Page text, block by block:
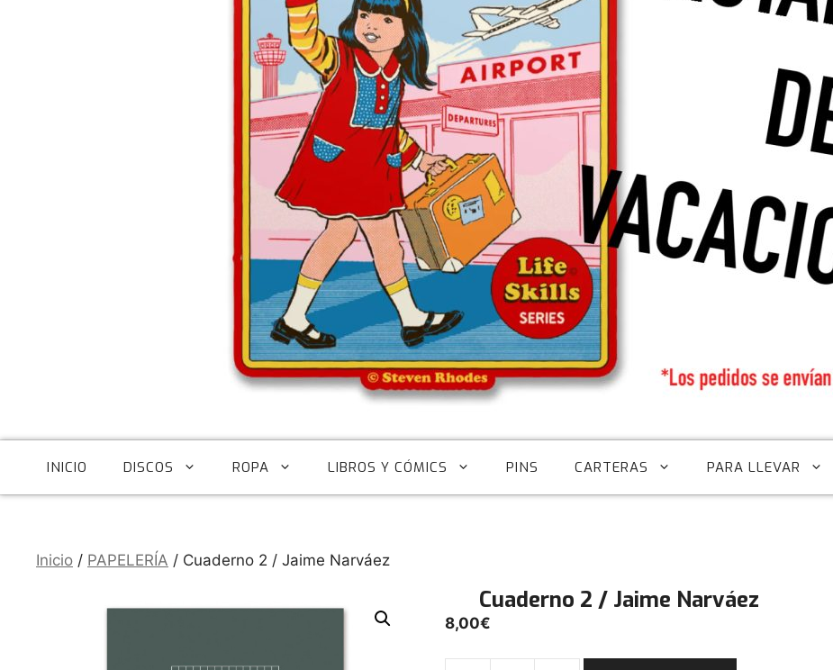
INICIO DISCOS ROPA LIBROS Y CÓMICS PINS CARTERAS PARA LLEVAR
Inicio / PAPELERÍA / Cuaderno 2 / Jaime Narváez
Cuaderno 2 / Jaime Narváez
8,00€